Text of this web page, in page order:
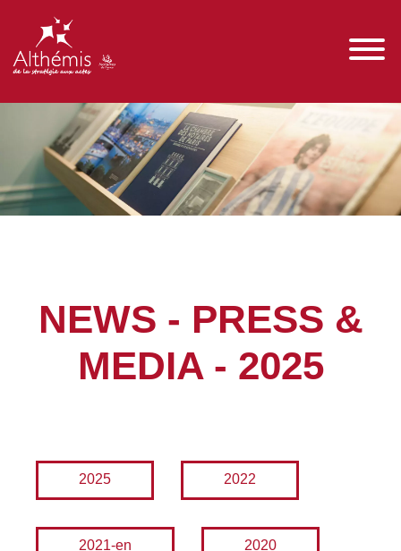
NEWS - PRESS &
MEDIA - 2025
2025 2022
2021-en 2020